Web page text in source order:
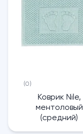
(0)
Коврик Nile,
ментоловый
(средний)